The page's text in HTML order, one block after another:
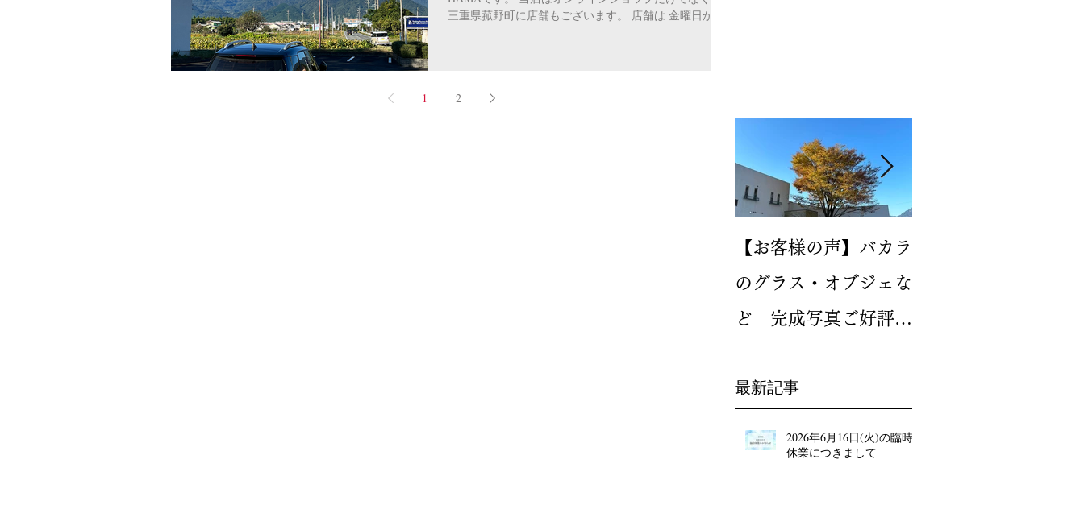
三重県菰野町に店舗もございます。 店舗は 金曜日から
1 2
【お客様の声】バカラ
のグラス・オブジェな
ど 完成写真ご好評い
最新記事
2026年6月16日(火)の臨時
休業につきまして